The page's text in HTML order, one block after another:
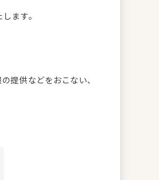
ます。
提供などをおこない、